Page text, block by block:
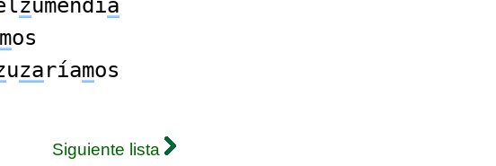
zumendia
os
uzaríamos
Siguiente lista